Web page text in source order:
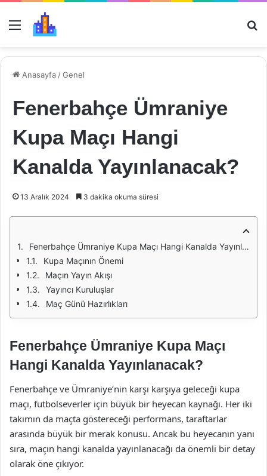
Menü
Anasayfa /Genel
Fenerbahçe Ümraniye
Kupa Maçı Hangi
Kanalda Yayınlanacak?
13 Aralık 2024 3 dakika okuma süresi
Fenerbahçe Ümraniye Kupa Maçı Hangi Kanalda Yayınlanacak?
Kupa Maçının Önemi
Maçın Yayın Akışı
Yayıncı Kuruluşlar
Maç Günü Hazırlıkları
Fenerbahçe Ümraniye Kupa Maçı
Hangi Kanalda Yayınlanacak?
Fenerbahçe ve Ümraniye’nin karşı karşıya geleceği kupa
maçı, futbolseverler için büyük bir heyecan kaynağı. Her iki
takımın da maçta göstereceği performans, taraftarlar
arasında büyük bir merak konusu. Ancak bu heyecanın yanı
sıra, maçın hangi kanalda yayınlanacağı da önemli bir detay
olarak öne çıkıyor.